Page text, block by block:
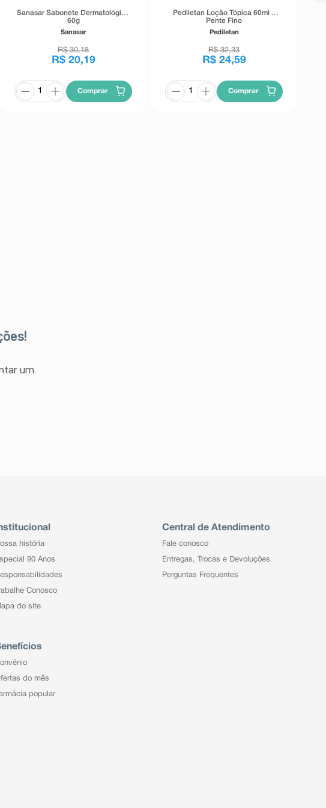
Sanasar Sabonete Dermatológico
60g
Sanasar
R$ 30,18
R$ 20,19
Comprar
Pediletan Loção Tópica 60ml +
Pente Fino
Pediletan
R$ 32,33
R$ 24,59
Comprar
um
história
90 Anos
Conosco
do site
do mês
popular
Central de Atendimento
Fale conosco
Entregas, Trocas e Devoluções
Perguntas Frequentes